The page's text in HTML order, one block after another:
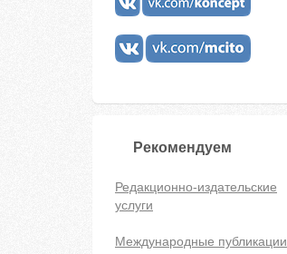
Рекомендуем
Редакционно-издательские
услуги
Международные публикации